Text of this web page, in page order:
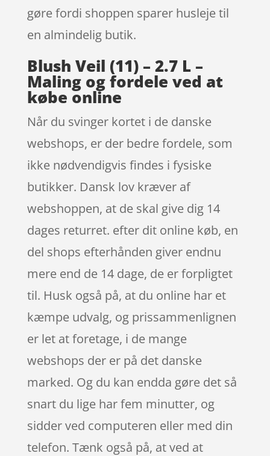
gøre fordi shoppen sparer husleje til
en almindelig butik.
Blush Veil (11) – 2.7 L –
Maling og fordele ved at
købe online
Når du svinger kortet i de danske
webshops, er der bedre fordele, som
ikke nødvendigvis findes i fysiske
butikker. Dansk lov kræver af
webshoppen, at de skal give dig 14
dages returret. efter dit online køb, en
del shops efterhånden giver endnu
mere end de 14 dage, de er forpligtet
til. Husk også på, at du online har et
kæmpe udvalg, og prissammenlignen
er let at foretage, i de mange
webshops der er på det danske
marked. Og du kan endda gøre det så
snart du lige har fem minutter, og
sidder ved computeren eller med din
telefon. Tænk også på, at ved at